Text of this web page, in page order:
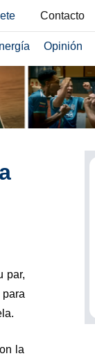
Contacto
Opinión
par,
la